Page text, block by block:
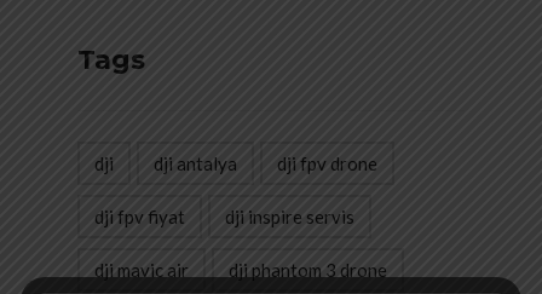
Tags
dji dji antalya dji fpv drone
dji fpv fiyat dji inspire servis
dji mavic air dji phantom 3 drone